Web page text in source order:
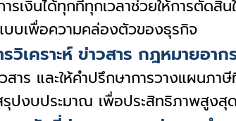
ารเงินได้ทุกที่ทุกเวลาช่วยให้การ
บบเพื่อความคล่องตัวของธุรกิจ
เคราะห์ ข่าวสาร กฎหมายอาก
ร และให้คำปรึกษาการวางแผนภ
ปงบประมาณ เพื่อประสิทธิภาพสูงสุ